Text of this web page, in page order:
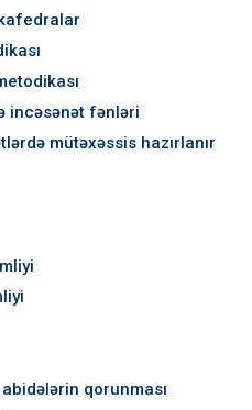
incəsənət fənləri
mütəxəssis hazırlanır
qorunması